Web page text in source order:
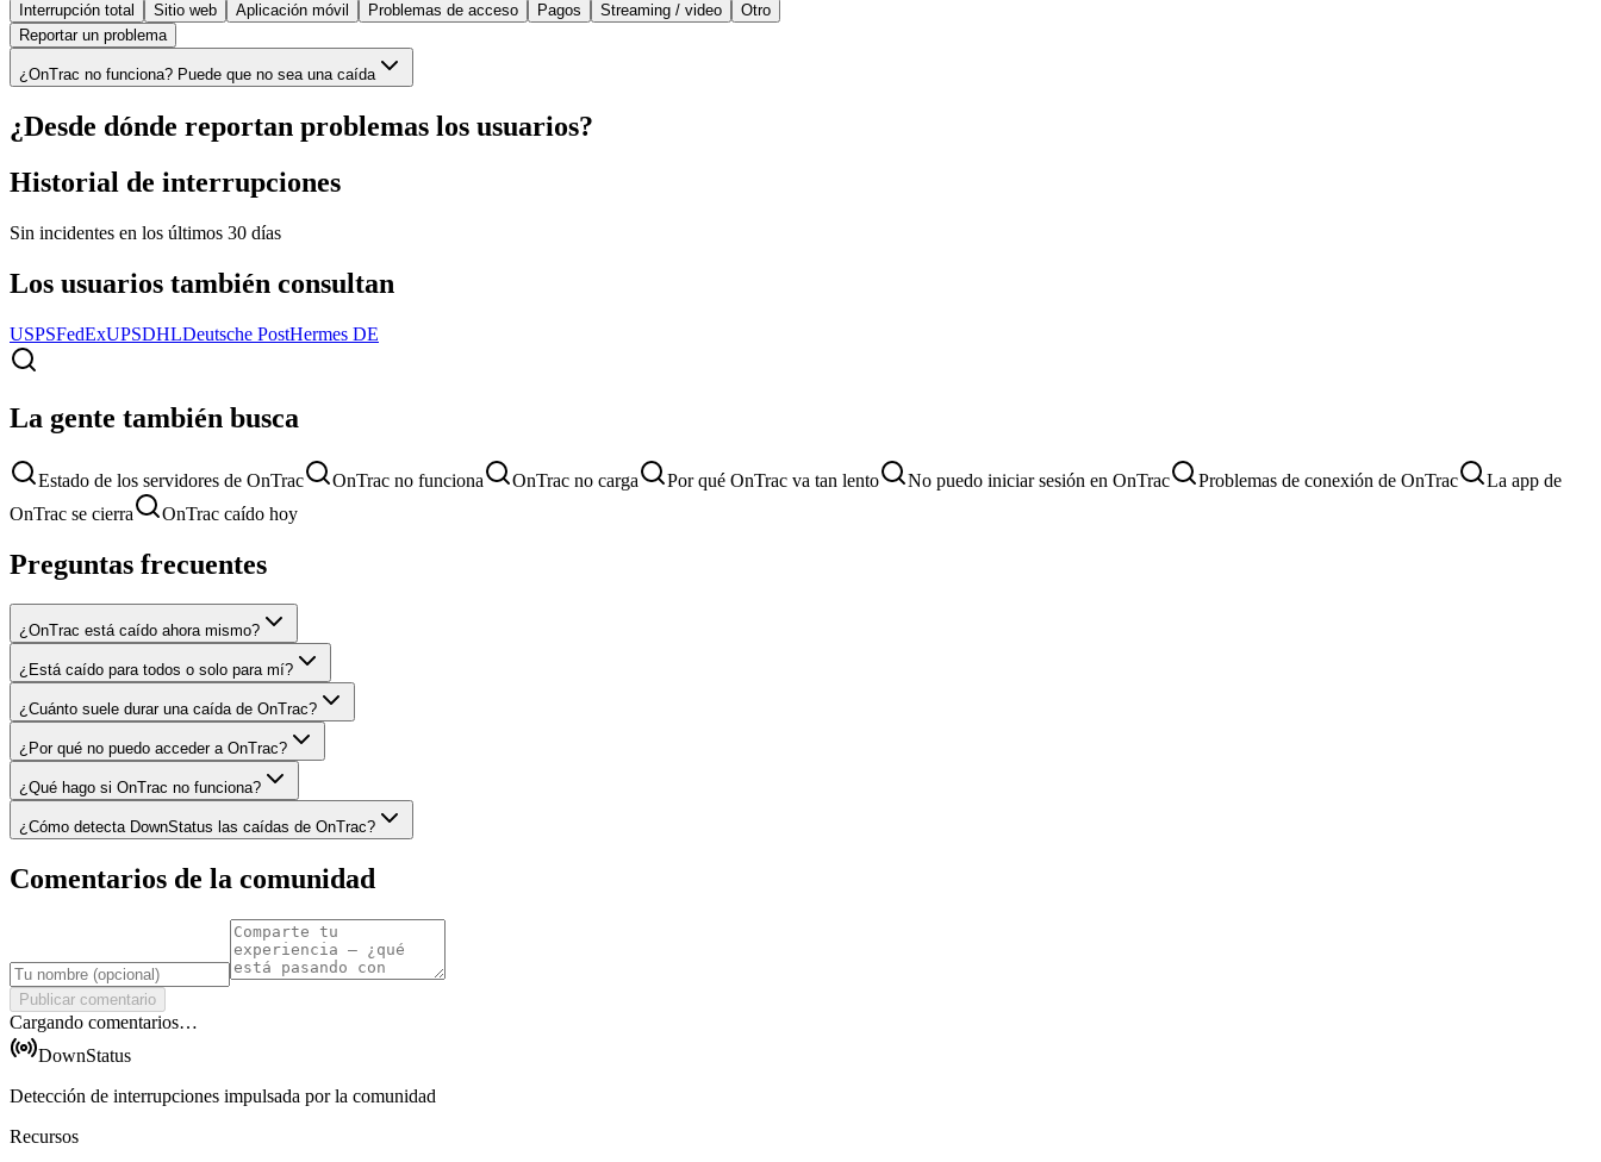
Interrupción total Sitio web Aplicación móvil Problemas de acceso Pagos Streaming / video
Otro
Reportar un problema
¿OnTrac no funciona? Puede que no sea una caída
¿Desde dónde reportan problemas los usuarios?
Historial de interrupciones
Sin incidentes en los últimos 30 días
Los usuarios también consultan
USPSFedExUPSDHLDeutsche PostHermes DE
La gente también busca
Estado de los servidores de OnTrac OnTrac no funciona OnTrac no carga Por qué OnTrac va tan lento No puedo iniciar sesión en OnTrac Problemas de conexión de OnTrac
La app de
OnTrac se cierra
OnTrac caído hoy
Preguntas frecuentes
¿OnTrac está caído ahora mismo?
¿Está caído para todos o solo para mí?
¿Cuánto suele durar una caída de OnTrac?
¿Por qué no puedo acceder a OnTrac?
¿Qué hago si OnTrac no funciona?
¿Cómo detecta DownStatus las caídas de OnTrac?
Comentarios de la comunidad
Publicar comentario
Cargando comentarios…
DownStatus
Detección de interrupciones impulsada por la comunidad
Recursos